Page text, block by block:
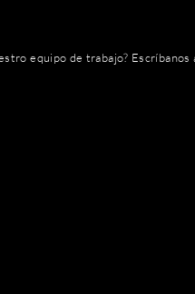
equipo de trabajo? Escríbanos